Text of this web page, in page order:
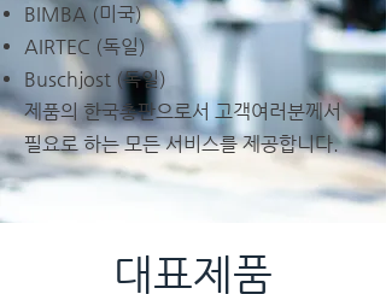
BIMBA (미국)
AIRTEC (독일)
Buschjost (독일)
제품의 한국총판으로서 고객여러분께서
필요로 하는 모든 서비스를 제공합니다.
대표제품